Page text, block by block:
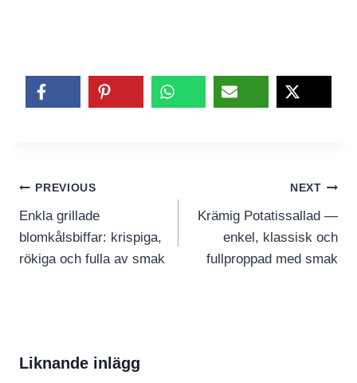
Inläggsnavigering
PREVIOUS
Enkla grillade
blomkålsbiffar: krispiga,
rökiga och fulla av smak
NEXT
Krämig Potatissallad —
enkel, klassisk och
fullproppad med smak
Liknande inlägg